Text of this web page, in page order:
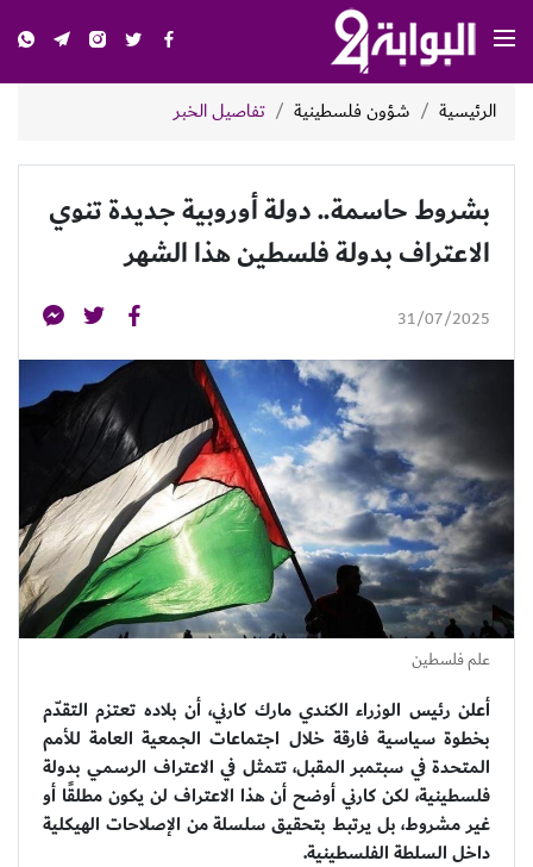
الرئيسية شؤون فلسطينية تفاصيل الخبر
بشروط حاسمة.. دولة أوروبية جديدة تنوي
الاعتراف بدولة فلسطين هذا الشهر
31/07/2025
علم فلسطين
أعلن رئيس الوزراء الكندي مارك كارني، أن بلاده تعتزم التقدّم
بخطوة سياسية فارقة خلال اجتماعات الجمعية العامة للأمم
المتحدة في سبتمبر المقبل، تتمثل في الاعتراف الرسمي بدولة
فلسطينية، لكن كارني أوضح أن هذا الاعتراف لن يكون مطلقًا أو
غير مشروط، بل يرتبط بتحقيق سلسلة من الإصلاحات الهيكلية
داخل السلطة الفلسطينية.